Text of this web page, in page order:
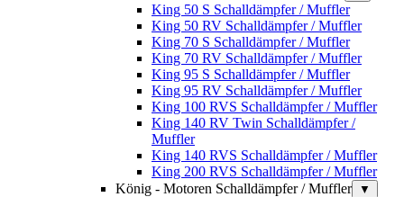
King 50 S Schalldämpfer / Muffler
King 50 RV Schalldämpfer / Muffler
King 70 S Schalldämpfer / Muffler
King 70 RV Schalldämpfer / Muffler
King 95 S Schalldämpfer / Muffler
King 95 RV Schalldämpfer / Muffler
King 100 RVS Schalldämpfer / Muffler
King 140 RV Twin Schalldämpfer /
Muffler
King 140 RVS Schalldämpfer / Muffler
King 200 RVS Schalldämpfer / Muffler
König - Motoren Schalldämpfer / Muffler
▼